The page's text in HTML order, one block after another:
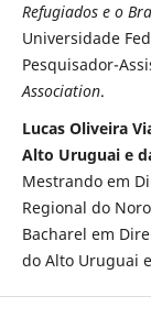
Refugiados e o
Universidade
Pesquisador-
Association.
Lucas Oliveira
Alto Uruguai e
Mestrando em
Regional do
Bacharel em
do Alto Uruguai